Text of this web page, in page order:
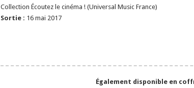
Collection Écoutez le cinéma ! (Universal Music France)
Sortie : 16 mai 2017
Également disponible en